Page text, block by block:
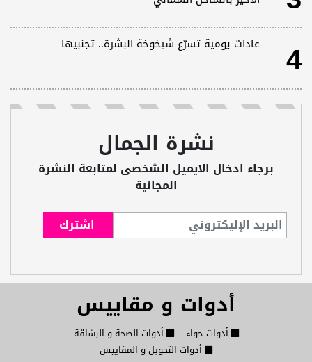
4 عادات يومية تسرّع شيخوخة البشرة.. تجنبيها
نشرة الجمال
برجاء ادخال الايميل الشخصى لمتابعة النشرة
المجانية
أدوات و مقاييس
أدوات حواء
أدوات الصحة و الرشاقة
أدوات التحويل و المقاييس